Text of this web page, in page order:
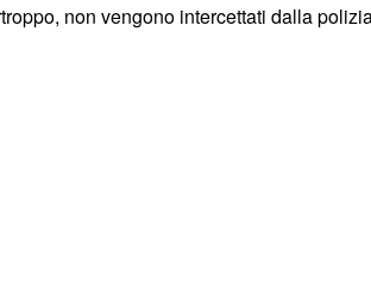
non vengono intercettati dalla